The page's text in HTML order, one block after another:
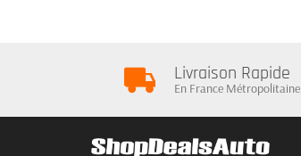
Livraison Rapide
En France Métropolitaine